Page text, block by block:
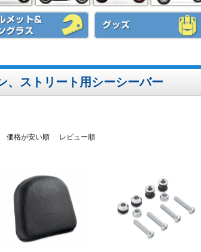
、ストリート用シーシーバー
価格が安い順 レビュー順